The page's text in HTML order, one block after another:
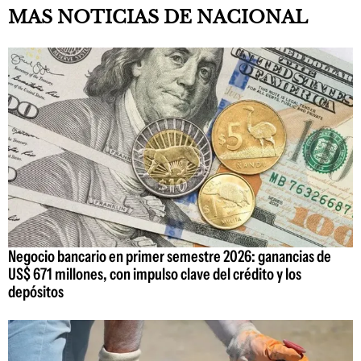
MAS NOTICIAS DE NACIONAL
Negocio bancario en primer semestre 2026: ganancias de
US$ 671 millones, con impulso clave del crédito y los
depósitos